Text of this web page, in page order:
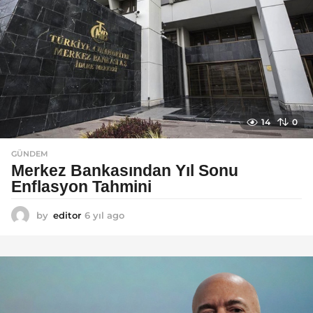
o
14 0
GÜNDEM
Merkez Bankasından Yıl Sonu
Enflasyon Tahmini
by editor 6 yıl ago
l